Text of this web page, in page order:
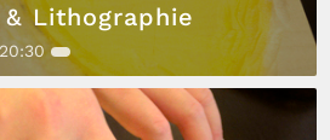
& Lithographie
20:30